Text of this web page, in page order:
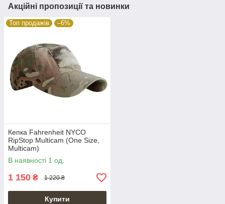
Акційні пропозиції та новинки
Топ продажів –6%
Кепка Fahrenheit NYCO
RipStop Multicam (One Size,
Multicam)
В наявності 1 од.
1 150 ₴ 1 220 ₴
Купити